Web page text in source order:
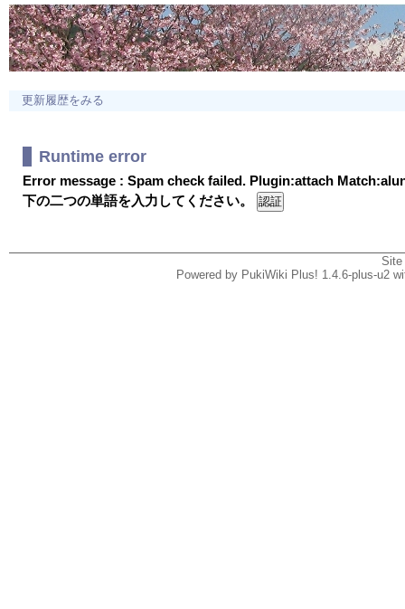
更新履歴をみる
Runtime error
Error message : Spam check failed. Plugin:attach
下の二つの単語を入力してください。
Powered by PukiWiki Plus! 1.4.6-plus-u2